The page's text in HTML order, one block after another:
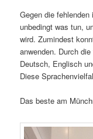
Gegen die
unbedingt was tun,
wird. Zumindest
anwenden. Durch
Deutsch, Englisch
Diese
Das beste am